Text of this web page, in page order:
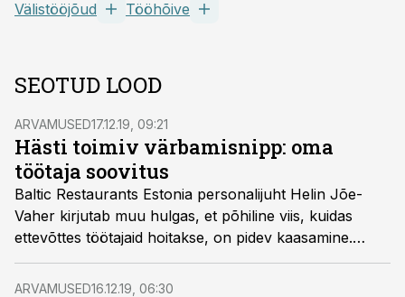
Välistööjõud
Tööhõive
SEOTUD LOOD
ARVAMUSED17.12.19, 09:21
Hästi toimiv värbamisnipp: oma
töötaja soovitus
Baltic Restaurants Estonia personalijuht Helin Jõe-
Vaher kirjutab muu hulgas, et põhiline viis, kuidas
ettevõttes töötajaid hoitakse, on pidev kaasamine.
Lisaks otsustusprotsessile kaasatakse töötajaid ka
näiteks värbamisse.
ARVAMUSED16.12.19, 06:30